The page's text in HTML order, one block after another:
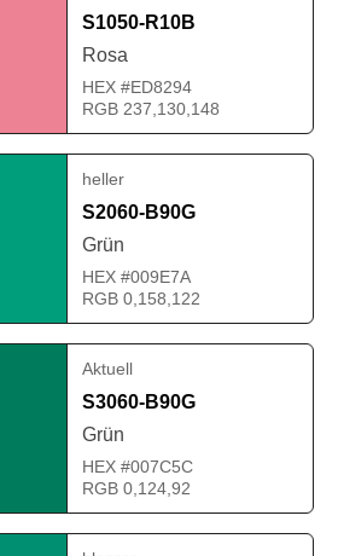
S1050-R10B
Rosa
HEX #ED8294
RGB 237,130,148
heller
S2060-B90G
Grün
HEX #009E7A
RGB 0,158,122
Aktuell
S3060-B90G
Grün
HEX #007C5C
RGB 0,124,92